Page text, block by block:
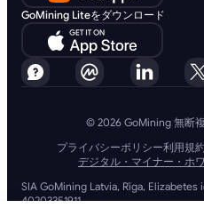
GoMining Liteをダウンロード
© 2026 GoMining 無断
プライバシーポリシー利用規約
デジタル・マイナー・ホ
SIA GoMining Latvia, Rīga, Elizabetes
40203351911